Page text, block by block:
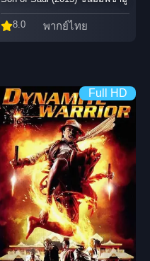
8.0 พากย์ไทย
Full HD